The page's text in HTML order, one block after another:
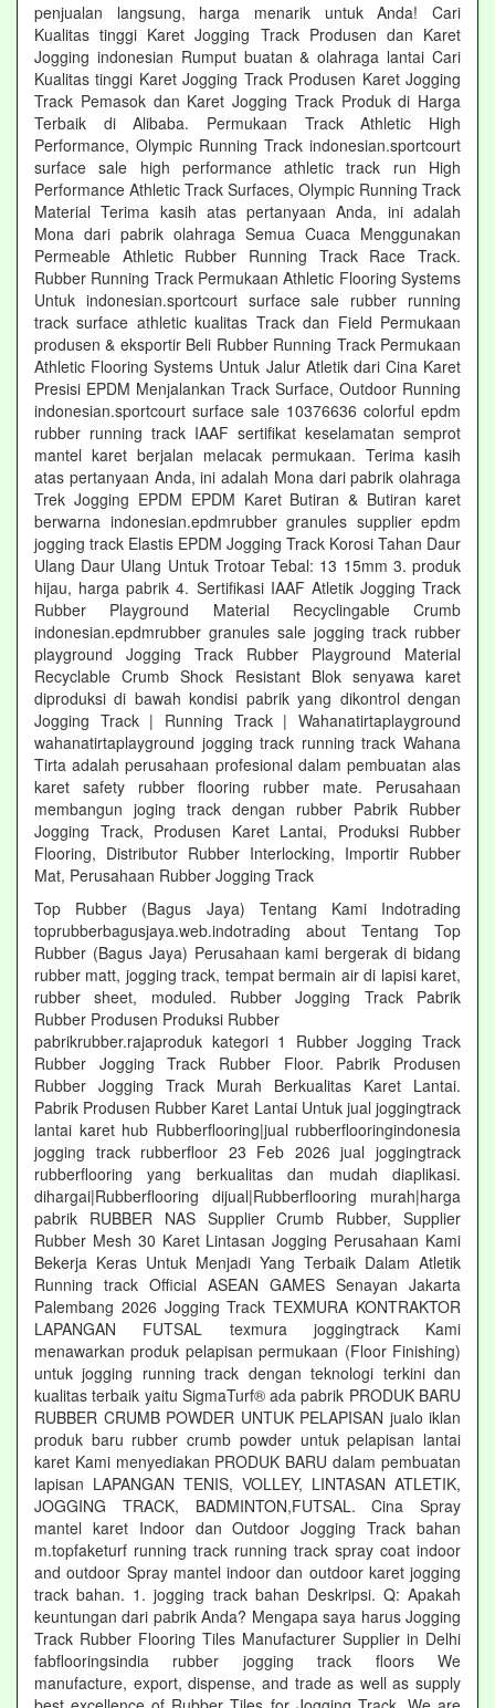
penjualan langsung, harga menarik untuk Anda! Cari
Kualitas tinggi Karet Jogging Track Produsen dan Karet
Jogging indonesian Rumput buatan & olahraga lantai Cari
Kualitas tinggi Karet Jogging Track Produsen Karet Jogging
Track Pemasok dan Karet Jogging Track Produk di Harga
Terbaik di Alibaba. Permukaan Track Athletic High
Performance, Olympic Running Track indonesian.sportcourt
surface sale high performance athletic track run High
Performance Athletic Track Surfaces, Olympic Running Track
Material Terima kasih atas pertanyaan Anda, ini adalah
Mona dari pabrik olahraga Semua Cuaca Menggunakan
Permeable Athletic Rubber Running Track Race Track.
Rubber Running Track Permukaan Athletic Flooring Systems
Untuk indonesian.sportcourt surface sale rubber running
track surface athletic kualitas Track dan Field Permukaan
produsen & eksportir Beli Rubber Running Track Permukaan
Athletic Flooring Systems Untuk Jalur Atletik dari Cina Karet
Presisi EPDM Menjalankan Track Surface, Outdoor Running
indonesian.sportcourt surface sale 10376636 colorful epdm
rubber running track IAAF sertifikat keselamatan semprot
mantel karet berjalan melacak permukaan. Terima kasih
atas pertanyaan Anda, ini adalah Mona dari pabrik olahraga
Trek Jogging EPDM EPDM Karet Butiran & Butiran karet
berwarna indonesian.epdmrubber granules supplier epdm
jogging track Elastis EPDM Jogging Track Korosi Tahan Daur
Ulang Daur Ulang Untuk Trotoar Tebal: 13 15mm 3. produk
hijau, harga pabrik 4. Sertifikasi IAAF Atletik Jogging Track
Rubber Playground Material Recyclingable Crumb
indonesian.epdmrubber granules sale jogging track rubber
playground Jogging Track Rubber Playground Material
Recyclable Crumb Shock Resistant Blok senyawa karet
diproduksi di bawah kondisi pabrik yang dikontrol dengan
Jogging Track | Running Track | Wahanatirtaplayground
wahanatirtaplayground jogging track running track Wahana
Tirta adalah perusahaan profesional dalam pembuatan alas
karet safety rubber flooring rubber mate. Perusahaan
membangun joging track dengan rubber Pabrik Rubber
Jogging Track, Produsen Karet Lantai, Produksi Rubber
Flooring, Distributor Rubber Interlocking, Importir Rubber
Mat, Perusahaan Rubber Jogging Track
Top Rubber (Bagus Jaya) Tentang Kami Indotrading
toprubberbagusjaya.web.indotrading about Tentang Top
Rubber (Bagus Jaya) Perusahaan kami bergerak di bidang
rubber matt, jogging track, tempat bermain air di lapisi karet,
rubber sheet, moduled. Rubber Jogging Track Pabrik
Rubber Produsen Produksi Rubber
pabrikrubber.rajaproduk kategori 1 Rubber Jogging Track
Rubber Jogging Track Rubber Floor. Pabrik Produsen
Rubber Jogging Track Murah Berkualitas Karet Lantai.
Pabrik Produsen Rubber Karet Lantai Untuk jual joggingtrack
lantai karet hub Rubberflooring|jual rubberflooringindonesia
jogging track rubberfloor 23 Feb 2026 jual joggingtrack
rubberflooring yang berkualitas dan mudah diaplikasi.
dihargai|Rubberflooring dijual|Rubberflooring murah|harga
pabrik RUBBER NAS Supplier Crumb Rubber, Supplier
Rubber Mesh 30 Karet Lintasan Jogging Perusahaan Kami
Bekerja Keras Untuk Menjadi Yang Terbaik Dalam Atletik
Running track Official ASEAN GAMES Senayan Jakarta
Palembang 2026 Jogging Track TEXMURA KONTRAKTOR
LAPANGAN FUTSAL texmura joggingtrack Kami
menawarkan produk pelapisan permukaan (Floor Finishing)
untuk jogging running track dengan teknologi terkini dan
kualitas terbaik yaitu SigmaTurf® ada pabrik PRODUK BARU
RUBBER CRUMB POWDER UNTUK PELAPISAN jualo iklan
produk baru rubber crumb powder untuk pelapisan lantai
karet Kami menyediakan PRODUK BARU dalam pembuatan
lapisan LAPANGAN TENIS, VOLLEY, LINTASAN ATLETIK,
JOGGING TRACK, BADMINTON,FUTSAL. Cina Spray
mantel karet Indoor dan Outdoor Jogging Track bahan
m.topfaketurf running track running track spray coat indoor
and outdoor Spray mantel indoor dan outdoor karet jogging
track bahan. 1. jogging track bahan Deskripsi. Q: Apakah
keuntungan dari pabrik Anda? Mengapa saya harus Jogging
Track Rubber Flooring Tiles Manufacturer Supplier in Delhi
fabflooringsindia rubber jogging track floors We
manufacture, export, dispense, and trade as well as supply